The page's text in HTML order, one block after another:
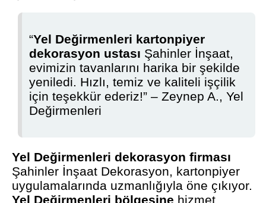
“Yel Değirmenleri kartonpiyer
dekorasyon ustası Şahinler İnşaat,
evimizin tavanlarını harika bir şekilde
yeniledi. Hızlı, temiz ve kaliteli işçilik
için teşekkür ederiz!” – Zeynep A., Yel
Değirmenleri
Yel Değirmenleri dekorasyon firması
Şahinler İnşaat Dekorasyon, kartonpiyer
uygulamalarında uzmanlığıyla öne çıkıyor.
Yel Değirmenleri bölgesine hizmet